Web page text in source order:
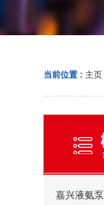
当前位置 : 主页
嘉兴液氨泵